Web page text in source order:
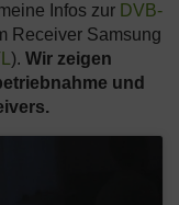
Infos zur DVB-
Receiver Samsung
). Wir zeigen
und